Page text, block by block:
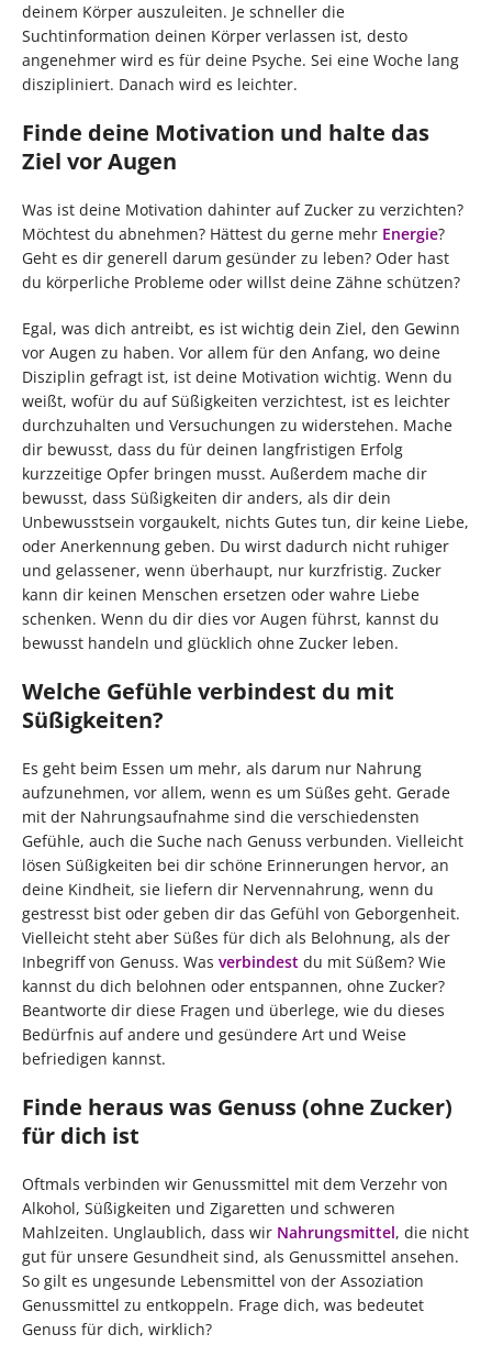
deinem Körper auszuleiten. Je schneller die
Suchtinformation deinen Körper verlassen ist, desto
angenehmer wird es für deine Psyche. Sei eine Woche lang
diszipliniert. Danach wird es leichter.
Finde deine Motivation und halte das
Ziel vor Augen
Was ist deine Motivation dahinter auf Zucker zu verzichten?
Möchtest du abnehmen? Hättest du gerne mehr Energie?
Geht es dir generell darum gesünder zu leben? Oder hast
du körperliche Probleme oder willst deine Zähne schützen?
Egal, was dich antreibt, es ist wichtig dein Ziel, den Gewinn
vor Augen zu haben. Vor allem für den Anfang, wo deine
Disziplin gefragt ist, ist deine Motivation wichtig. Wenn du
weißt, wofür du auf Süßigkeiten verzichtest, ist es leichter
durchzuhalten und Versuchungen zu widerstehen. Mache
dir bewusst, dass du für deinen langfristigen Erfolg
kurzzeitige Opfer bringen musst. Außerdem mache dir
bewusst, dass Süßigkeiten dir anders, als dir dein
Unbewusstsein vorgaukelt, nichts Gutes tun, dir keine Liebe,
oder Anerkennung geben. Du wirst dadurch nicht ruhiger
und gelassener, wenn überhaupt, nur kurzfristig. Zucker
kann dir keinen Menschen ersetzen oder wahre Liebe
schenken. Wenn du dir dies vor Augen führst, kannst du
bewusst handeln und glücklich ohne Zucker leben.
Welche Gefühle verbindest du mit
Süßigkeiten?
Es geht beim Essen um mehr, als darum nur Nahrung
aufzunehmen, vor allem, wenn es um Süßes geht. Gerade
mit der Nahrungsaufnahme sind die verschiedensten
Gefühle, auch die Suche nach Genuss verbunden. Vielleicht
lösen Süßigkeiten bei dir schöne Erinnerungen hervor, an
deine Kindheit, sie liefern dir Nervennahrung, wenn du
gestresst bist oder geben dir das Gefühl von Geborgenheit.
Vielleicht steht aber Süßes für dich als Belohnung, als der
Inbegriff von Genuss. Was verbindest du mit Süßem? Wie
kannst du dich belohnen oder entspannen, ohne Zucker?
Beantworte dir diese Fragen und überlege, wie du dieses
Bedürfnis auf andere und gesündere Art und Weise
befriedigen kannst.
Finde heraus was Genuss (ohne Zucker)
für dich ist
Oftmals verbinden wir Genussmittel mit dem Verzehr von
Alkohol, Süßigkeiten und Zigaretten und schweren
Mahlzeiten. Unglaublich, dass wir Nahrungsmittel, die nicht
gut für unsere Gesundheit sind, als Genussmittel ansehen.
So gilt es ungesunde Lebensmittel von der Assoziation
Genussmittel zu entkoppeln. Frage dich, was bedeutet
Genuss für dich, wirklich?